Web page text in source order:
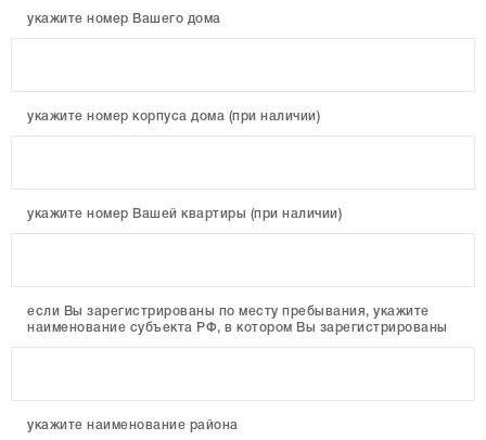
укажите номер Вашего дома
укажите номер корпуса дома (при наличии)
укажите номер Вашей квартиры (при наличии)
если Вы зарегистрированы по месту пребывания, укажите
наименование субъекта РФ, в котором Вы зарегистрированы
укажите наименование района